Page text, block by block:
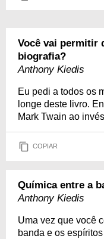
Você vai permitir
biografia?
Anthony Kiedis
Eu pedi a todos os
longe deste livro.
Mark Twain ao
COPIAR
Química entre a
Anthony Kiedis
Uma vez que você
banda e os